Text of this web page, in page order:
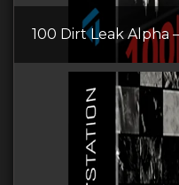
100 Dirt Leak Alpha